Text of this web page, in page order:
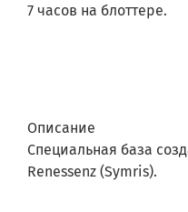
7 часов на блоттере.
Описание
Специальная база
Renessenz (Symris).